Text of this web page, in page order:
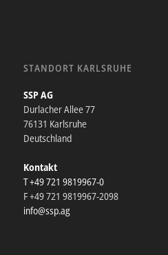
STANDORT KARLSRUHE
SSP AG
Durlacher Allee 77
76131 Karlsruhe
Deutschland
Kontakt
T +49 721 9819967-0
F +49 721 9819967-2098
info@ssp.ag